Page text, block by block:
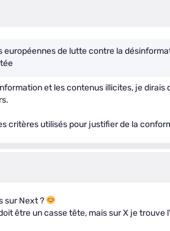
de lutte contre la
et les contenus illicites, je dirais
critères utilisés pour justifier de la
sur Next ?
être un casse tête, mais sur X je